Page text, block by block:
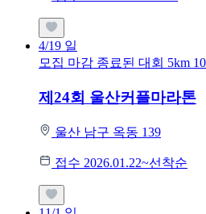
4/19 일
모집 마감 종료된 대회 5km
제24회 울산커플마라톤
울산 남구 옥동 139
접수 2026.01.22~선착순